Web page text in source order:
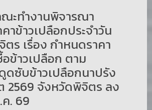
ะทำงานพิจารณา
าข้าวเปลือกประจำวัน
ร เรื่อง กำหนดราคา
ข้าวเปลือก ตาม
ดซับข้าวเปลือกนาปรัง
2569 จังหวัดพิจิตร ลง
. 69